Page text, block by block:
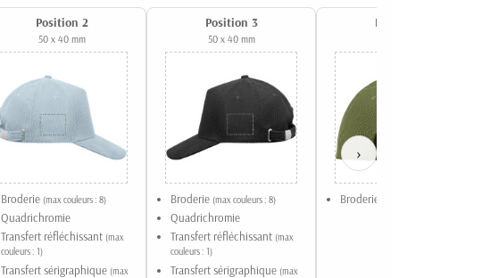
Position 2
50 x 40 mm
Broderie (max couleurs : 8)
Quadrichromie
Transfert réfléchissant (max
couleurs : 1)
Transfert sérigraphique (max
Position 3
50 x 40 mm
Broderie (max couleurs : 8)
Quadrichromie
Transfert réfléchissant (max
couleurs : 1)
Transfert sérigraphique (max
Position 4
Broderie
›